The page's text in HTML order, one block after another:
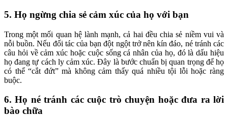
5. Họ ngừng chia sẻ cảm xúc của họ với bạn
Trong một mối quan hệ lành mạnh, cả hai đều chia sẻ niềm vui và
nỗi buồn. Nếu đối tác của bạn đột ngột trở nên kín đáo, né tránh các
câu hỏi về cảm xúc hoặc cuộc sống cá nhân của họ, đó là dấu hiệu
họ đang tự cách ly cảm xúc. Đây là bước chuẩn bị quan trọng để họ
có thể “cắt đứt” mà không cảm thấy quá nhiều tội lỗi hoặc ràng
buộc.
6. Họ né tránh các cuộc trò chuyện hoặc đưa ra lời
bào chữa